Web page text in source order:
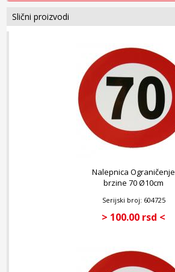
Slični proizvodi
Nalepnica Ograničenje
brzine 70 Ø10cm
Serijski broj: 604725
> 100.00 rsd <